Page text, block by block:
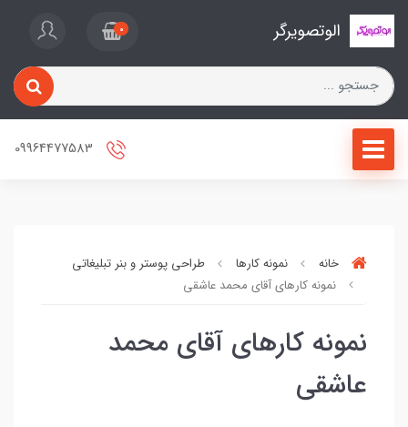
الوتصویرگر 0
خانه نمونه کارها
طراحی پوستر و بنر تبلیغاتی
نمونه کارهای آقای محمد عاشقی
نمونه کارهای آقای محمد
عاشقی